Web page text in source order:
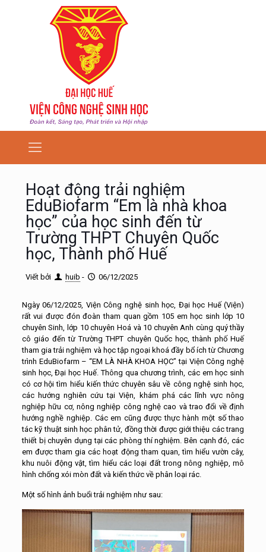
Hoạt động trải nghiệm
EduBiofarm “Em là nhà khoa
học” của học sinh đến từ
Trường THPT Chuyên Quốc
học, Thành phố Huế
Viết bởi huib - 06/12/2025
Ngày 06/12/2025, Viện Công nghệ sinh học, Đại học Huế (Viện)
rất vui được đón đoàn tham quan gồm 105 em học sinh lớp 10
chuyên Sinh, lớp 10 chuyên Hoá và 10 chuyên Anh cùng quý thầy
cô giáo đến từ Trường THPT chuyên Quốc học, thành phố Huế
tham gia trải nghiệm và học tập ngoại khoá đầy bổ ích từ Chương
trình EduBiofarm – “EM LÀ NHÀ KHOA HỌC” tại Viện Công nghệ
sinh học, Đại học Huế. Thông qua chương trình, các em học sinh
có cơ hội tìm hiểu kiến thức chuyên sâu về công nghệ sinh học,
các hướng nghiên cứu tại Viện, khám phá các lĩnh vực nông
nghiệp hữu cơ, nông nghiệp công nghệ cao và trao đổi về định
hướng nghề nghiệp. Các em cũng được thực hành một số thao
tác kỹ thuật sinh học phân tử, đồng thời được giới thiệu các trang
thiết bị chuyên dụng tại các phòng thí nghiệm. Bên cạnh đó, các
em được tham gia các hoạt động tham quan, tìm hiểu vườn cây,
khu nuôi động vật, tìm hiểu các loại đất trong nông nghiệp, mô
hình chống xói mòn đất và kiến thức về phân loại rác.
Một số hình ảnh buổi trải nghiệm như sau: